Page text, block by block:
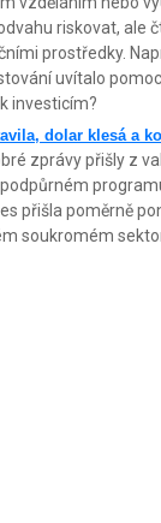
riskovat, ale
prostředky.
uvítalo
investicím?
dolar klesá a
zprávy přišly z
přišla poměrně
soukromém